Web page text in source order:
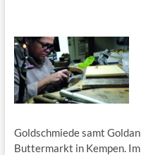
Goldschmiede samt
Buttermarkt in Kempen.